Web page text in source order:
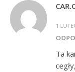
1
Ta